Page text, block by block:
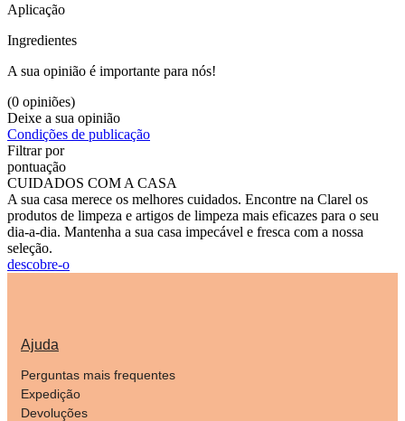
Aplicação
Ingredientes
A sua opinião é importante para nós!
(0 opiniões)
Deixe a sua opinião
Condições de publicação
Filtrar por
pontuação
CUIDADOS COM A CASA
A sua casa merece os melhores cuidados. Encontre na Clarel os
produtos de limpeza e artigos de limpeza mais eficazes para o seu
dia-a-dia. Mantenha a sua casa impecável e fresca com a nossa
seleção.
descobre-o
Ajuda
Perguntas mais frequentes
Expedição
Devoluções